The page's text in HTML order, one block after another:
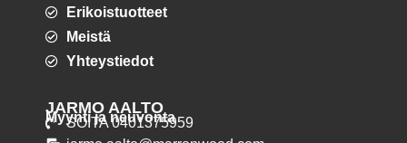
Erikoistuotteet
Meistä
Yhteystiedot
JARMO AALTO
Myynti ja neuvonta
SOITA 0401375959